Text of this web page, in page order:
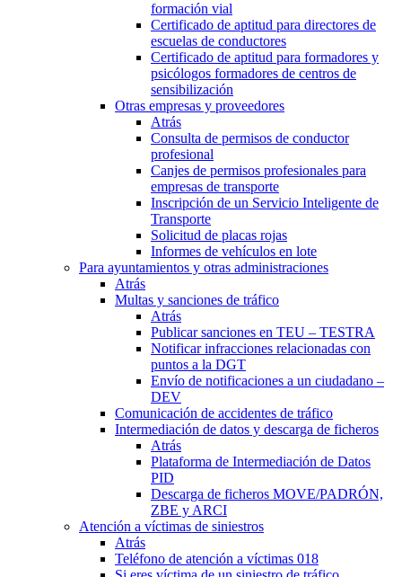
formación vial
Certificado de aptitud para directores de
escuelas de conductores
Certificado de aptitud para formadores y
psicólogos formadores de centros de
sensibilización
Otras empresas y proveedores
Atrás
Consulta de permisos de conductor
profesional
Canjes de permisos profesionales para
empresas de transporte
Inscripción de un Servicio Inteligente de
Transporte
Solicitud de placas rojas
Informes de vehículos en lote
Para ayuntamientos y otras administraciones
Atrás
Multas y sanciones de tráfico
Atrás
Publicar sanciones en TEU – TESTRA
Notificar infracciones relacionadas con
puntos a la DGT
Envío de notificaciones a un ciudadano –
DEV
Comunicación de accidentes de tráfico
Intermediación de datos y descarga de ficheros
Atrás
Plataforma de Intermediación de Datos
PID
Descarga de ficheros MOVE/PADRÓN,
ZBE y ARCI
Atención a víctimas de siniestros
Atrás
Teléfono de atención a víctimas 018